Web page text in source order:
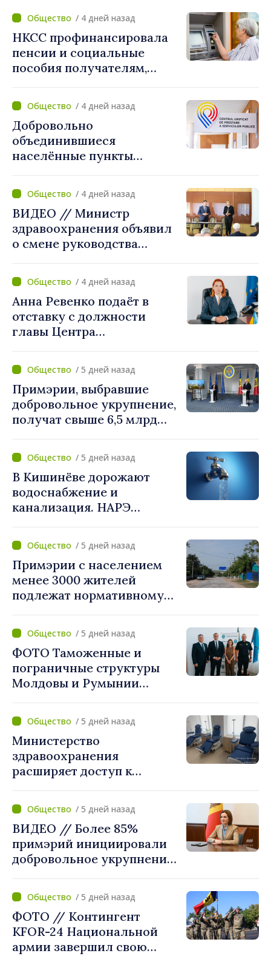
каждый сократит
потребление энергии, мы
внесём свой вклад в
поддержание
стабильности системы»
/ 4 дней назад
НКСС профинансировала
пенсии и социальные
пособия получателям,
карты
/ 4 дней назад
Добровольно
объединившиеся
населённые пункты
создания Единых центров
предоставления услуг
/ 4 дней назад
ВИДЕО // Министр
здравоохранения объявил
о смене руководства
больницы. Людмила
Капчеля будет исполнять
обязанности директора
/ 4 дней назад
Анна Ревенко подаёт в
отставку с должности
главы Центра
коммуникации и
противодействия
дезинформации
/ 5 дней назад
Примэрии, выбравшие
добровольное укрупнение,
получат свыше 6,5 млрд
«Правительство
предоставляет примэриям,
которые добровольно
объединяются,
беспрецедентный
/ 5 дней назад
В Кишинёве дорожают
водоснабжение и
канализация. НАРЭ
/ 5 дней назад
Примэрии с населением
менее 3000 жителей
подлежат нормативному
«Реформу нужно
завершить этой осенью»
/ 5 дней назад
ФОТО Таможенные и
пограничные структуры
Молдовы и Румынии
по разгрузке движения на
КПП "Леушены–Албица"
/ 5 дней назад
Министерство
здравоохранения
расширяет доступ к
Новоаненской и Сорокской
районных больницах
/ 5 дней назад
ВИДЕО // Более 85%
примэрий инициировали
добровольное укрупнение.
приветствует смелые
решения местных властей:
«Вы поставили интересы
людей на первое место»
/ 5 дней назад
ФОТО // Контингент
KFOR-24 Национальной
армии завершил свою